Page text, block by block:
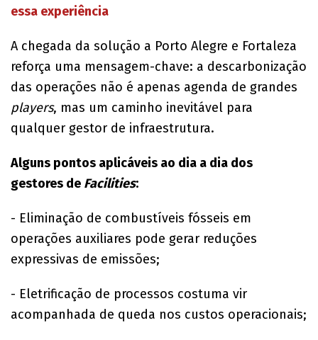
essa experiência
A chegada da solução a Porto Alegre e Fortaleza
reforça uma mensagem-chave: a descarbonização
das operações não é apenas agenda de grandes
players, mas um caminho inevitável para
qualquer gestor de infraestrutura.
Alguns pontos aplicáveis ao dia a dia dos
gestores de Facilities:
- Eliminação de combustíveis fósseis em
operações auxiliares pode gerar reduções
expressivas de emissões;
- Eletrificação de processos costuma vir
acompanhada de queda nos custos operacionais;